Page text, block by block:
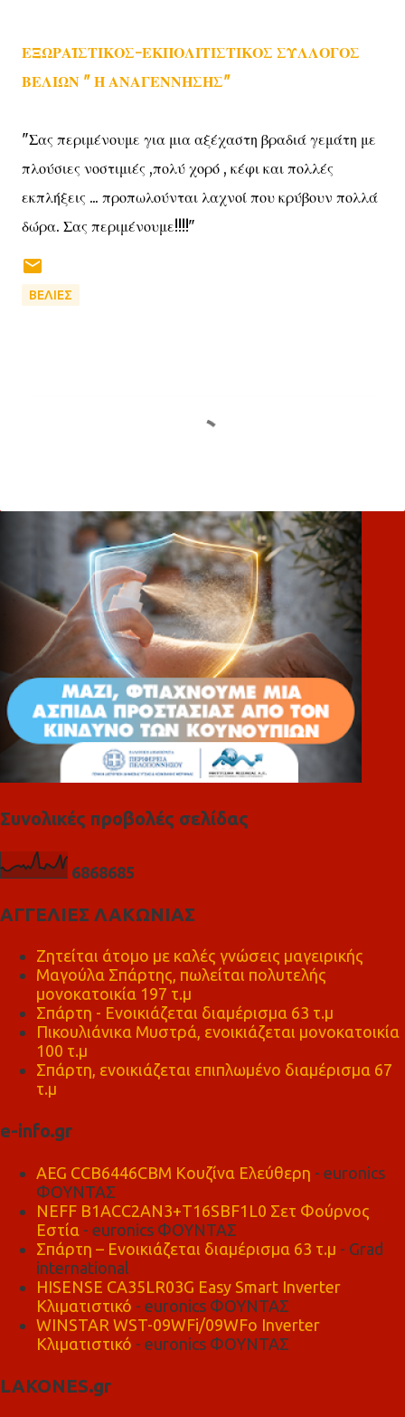
ΕΞΩΡΑΪΣΤΙΚΟΣ-ΕΚΠΟΛΙΤΙΣΤΙΚΟΣ ΣΥΛΛΟΓΟΣ
ΒΕΛΙΩΝ " Η ΑΝΑΓΕΝΝΗΣΗΣ"
"Σας περιμένουμε για μια αξέχαστη βραδιά γεμάτη με
πλούσιες νοστιμιές ,πολύ χορό , κέφι και πολλές
εκπλήξεις ... προπωλούνται λαχνοί που κρύβουν πολλά
δώρα. Σας περιμένουμε!!!!"
ΒΕΛΙΕΣ
λ
Συνολικές προβολές σελίδας
6868685
ΑΓΓΕΛΙΕΣ ΛΑΚΩΝΙΑΣ
Ζητείται άτομο με καλές γνώσεις μαγειρικής
Μαγούλα Σπάρτης, πωλείται πολυτελής
μονοκατοικία 197 τ.μ
Σπάρτη - Ενοικιάζεται διαμέρισμα 63 τ.μ
Πικουλιάνικα Μυστρά, ενοικιάζεται μονοκατοικία
100 τ.μ
Σπάρτη, ενοικιάζεται επιπλωμένο διαμέρισμα 67
τ.μ
e-info.gr
AEG CCB6446CBM Κουζίνα Ελεύθερη - euronics
ΦΟΥΝΤΑΣ
NEFF B1ACC2AN3+T16SBF1L0 Σετ Φούρνος
Εστία - euronics ΦΟΥΝΤΑΣ
Σπάρτη – Ενοικιάζεται διαμέρισμα 63 τ.μ - Grad
international
HISENSE CA35LR03G Easy Smart Inverter
Κλιματιστικό - euronics ΦΟΥΝΤΑΣ
WINSTAR WST-09WFi/09WFo Inverter
Κλιματιστικό - euronics ΦΟΥΝΤΑΣ
LAKONES.gr